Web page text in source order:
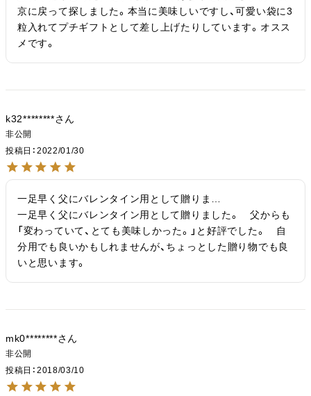
京に戻って探しました。本当に美味しいですし、可愛い袋に3
粒入れてプチギフトとして差し上げたりしています。オスス
メです。
k32********
非公開
投稿日
2022/01/30
一足早く父にバレンタイン用として贈りま…
一足早く父にバレンタイン用として贈りました。　父からも
「変わっていて、とても美味しかった。」と好評でした。　自
分用でも良いかもしれませんが、ちょっとした贈り物でも良
いと思います。
mk0********
非公開
投稿日
2018/03/10